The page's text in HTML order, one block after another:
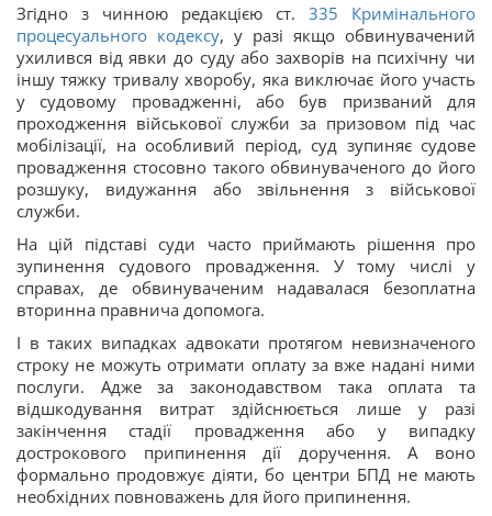
Згідно з чинною редакцією ст. 335 Кримінального
процесуального кодексу, у разі якщо обвинувачений
ухилився від явки до суду або захворів на психічну чи
іншу тяжку тривалу хворобу, яка виключає його участь
у судовому провадженні, або був призваний для
проходження військової служби за призовом під час
мобілізації, на особливий період, суд зупиняє судове
провадження стосовно такого обвинуваченого до його
розшуку, видужання або звільнення з військової
служби.
На цій підставі суди часто приймають рішення про
зупинення судового провадження. У тому числі у
справах, де обвинуваченим надавалася безоплатна
вторинна правнича допомога.
І в таких випадках адвокати протягом невизначеного
строку не можуть отримати оплату за вже надані ними
послуги. Адже за законодавством така оплата та
відшкодування витрат здійснюється лише у разі
закінчення стадії провадження або у випадку
дострокового припинення дії доручення. А воно
формально продовжує діяти, бо центри БПД не мають
необхідних повноважень для його припинення.